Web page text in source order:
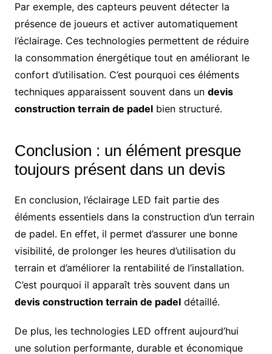
Par exemple, des capteurs peuvent détecter la
présence de joueurs et activer automatiquement
l’éclairage. Ces technologies permettent de réduire
la consommation énergétique tout en améliorant le
confort d’utilisation. C’est pourquoi ces éléments
techniques apparaissent souvent dans un devis
construction terrain de padelbien structuré.
Conclusion : un élément presque
toujours présent dans un devis
En conclusion, l’éclairage LED fait partie des
éléments essentiels dans la construction d’un terrain
de padel. En effet, il permet d’assurer une bonne
visibilité, de prolonger les heures d’utilisation du
terrain et d’améliorer la rentabilité de l’installation.
C’est pourquoi il apparaît très souvent dans un
devis construction terrain de padeldétaillé.
De plus, les technologies LED offrent aujourd’hui
une solution performante, durable et économique